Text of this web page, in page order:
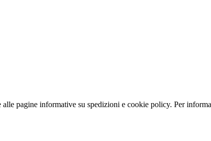
pagine informative su spedizioni e cookie policy. Per